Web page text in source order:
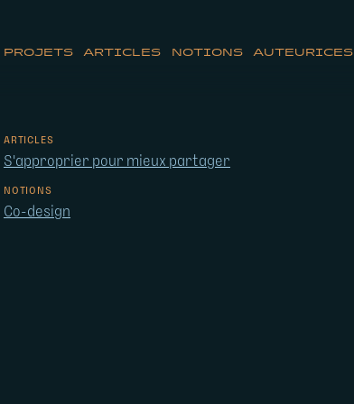
PROJETS ARTICLES NOTIONS AUTEURICES
ARTICLES
S'approprier pour mieux partager
NOTIONS
Co-design